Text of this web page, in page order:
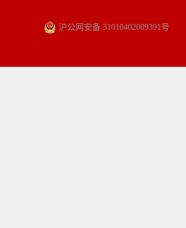
沪公网安备 31010402009391号